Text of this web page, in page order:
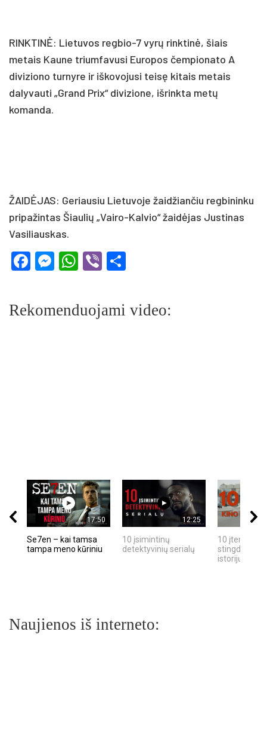
RINKTINĖ: Lietuvos regbio-7 vyrų rinktinė, šiais
metais Kaune triumfavusi Europos čempionato A
diviziono turnyre ir iškovojusi teisę kitais metais
dalyvauti „Grand Prix“ divizione, išrinkta metų
komanda.
ŽAIDĖJAS: Geriausiu Lietuvoje žaidžiančiu regbininku
pripažintas Šiaulių „Vairo-Kalvio“ žaidėjas Justinas
Vasiliauskas.
Facebook
Messenger
WhatsApp
Viber
Rekomenduojami video:
17:50
Se7en – kai tamsa
tampa meno kūriniu
12:25
10 įsimintinų
detektyvinių serialų
10 įtemptų,
stingdančių
istorijų
Naujienos iš interneto: